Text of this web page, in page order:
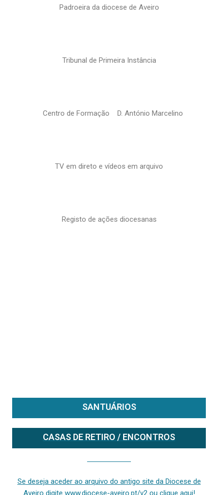
Padroeira da diocese de Aveiro
Tribunal de Primeira Instância
Centro de Formação D. António Marcelino
TV em direto e vídeos em arquivo
Registo de ações diocesanas
SANTUÁRIOS
CASAS DE RETIRO / ENCONTROS
Se deseja aceder ao arquivo do antigo site da Diocese de
Aveiro digite www.diocese-aveiro.pt/v2 ou clique aqui!